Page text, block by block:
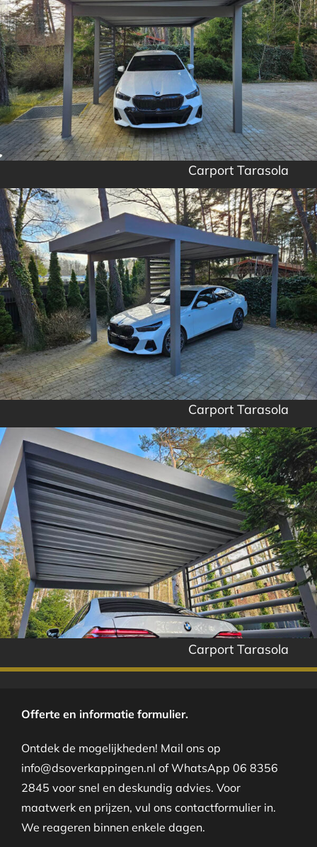
Carport Tarasola
Carport Tarasola
Carport Tarasola
Offerte en informatie formulier.
Ontdek de mogelijkheden! Mail ons op
info@dsoverkappingen.nl of WhatsApp 06 8356
2845 voor snel en deskundig advies. Voor
maatwerk en prijzen, vul ons contactformulier in.
We reageren binnen enkele dagen.